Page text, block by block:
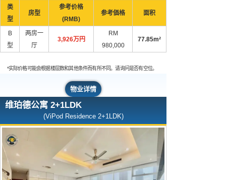
类
型
房型
参考价格
(RMB)
参考価格 面积
B
型
两房一
厅
3,926万円
RM
980,000
77.85m²
*实际价格可能会根据楼层数和其他条件而有所不同。请询问是否有空位。
物业详情
维珀德公寓 2+1LDK
(ViPod Residence 2+1LDK)